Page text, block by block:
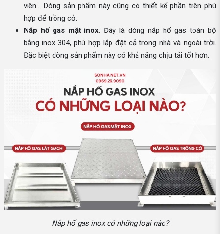
viên… Dòng sản phẩm này cũng có thiết kế phần trên phù
hợp để trồng cỏ.
Nắp hố gas mặt inox: Đây là dòng nắp hố gas toàn bộ
bằng inox 304, phù hợp lắp đặt cả trong nhà và ngoài trời.
Đặc biệt dòng sản phẩm này có khả năng chịu tải tốt hơn.
Nắp hố gas inox có những loại nào?